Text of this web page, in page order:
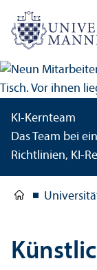
KI-Kern­team
Das Team bei
Richtlinien, KI-